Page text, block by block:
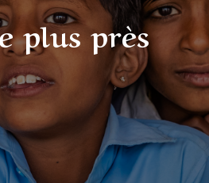
plus près